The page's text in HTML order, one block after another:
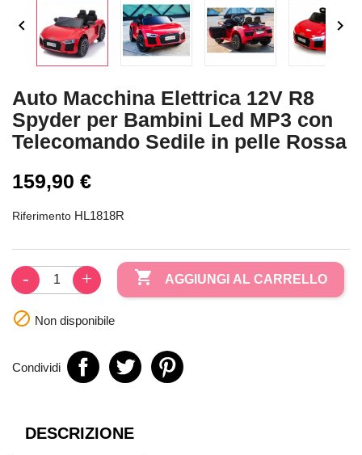
 
Auto Macchina Elettrica 12V R8
Spyder per Bambini Led MP3 con
Telecomando Sedile in pelle Rossa
159,90 €
Riferimento HL1818R
 AGGIUNGI AL CARRELLO
 Non disponibile
Condividi
DESCRIZIONE